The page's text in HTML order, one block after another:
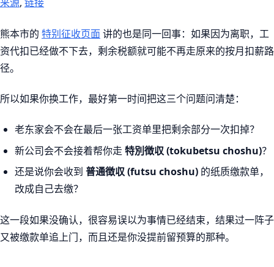
熊本市的 特别征收页面讲的也是同一回事：如果因为离职，工
资代扣已经做不下去，剩余税额就可能不再走原来的按月扣薪路
径。
所以如果你换工作，最好第一时间把这三个问题问清楚：
老东家会不会在最后一张工资单里把剩余部分一次扣掉？
新公司会不会接着帮你走 特別徴収 (tokubetsu choshu)？
还是说你会收到 普通徴収 (futsu choshu) 的纸质缴款单，
改成自己去缴？
这一段如果没确认，很容易误以为事情已经结束，结果过一阵子
又被缴款单追上门，而且还是你没提前留预算的那种。